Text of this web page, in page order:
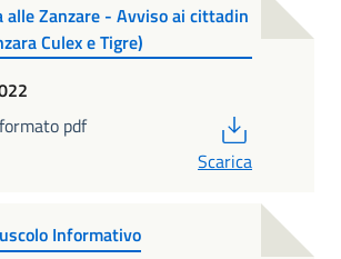
alle Zanzare - Avviso ai cittadin
Culex e Tigre)
pdf
Scarica
Informativo